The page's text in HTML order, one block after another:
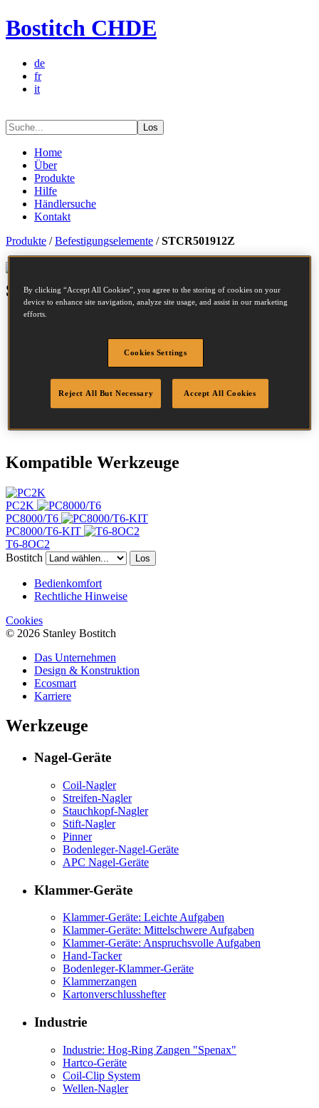
Bostitch CHDE
de
fr
it
Los
Home
Über
Produkte
Hilfe
Händlersuche
Kontakt
Produkte /Befestigungselemente /STCR501912Z
STCR501912Z
STCR5019 KLAMMER 12MM GALV 5M
11 mm
Spitzenprofil
Kompatible Werkzeuge
PC2K
PC8000/T6
PC8000/T6-KIT
T6-8OC2
Bostitch
Los
Bedienkomfort
Rechtliche Hinweise
Cookies
© 2026 Stanley Bostitch
Das Unternehmen
Design & Konstruktion
Ecosmart
Karriere
Werkzeuge
Nagel-Geräte
Coil-Nagler
Streifen-Nagler
Stauchkopf-Nagler
Stift-Nagler
Pinner
Bodenleger-Nagel-Geräte
APC Nagel-Geräte
Klammer-Geräte
Klammer-Geräte: Leichte Aufgaben
Klammer-Geräte: Mittelschwere Aufgaben
Klammer-Geräte: Anspruchsvolle Aufgaben
Hand-Tacker
Bodenleger-Klammer-Geräte
Klammerzangen
Kartonverschlusshefter
Industrie
Industrie: Hog-Ring Zangen "Spenax"
Hartco-Geräte
Coil-Clip System
Wellen-Nagler
By clicking “Accept All Cookies”, you agree to the storing of cookies on your
device to enhance site navigation, analyze site usage, and assist in our marketing
efforts.
Cookies Settings
Reject All But Necessary Accept All Cookies